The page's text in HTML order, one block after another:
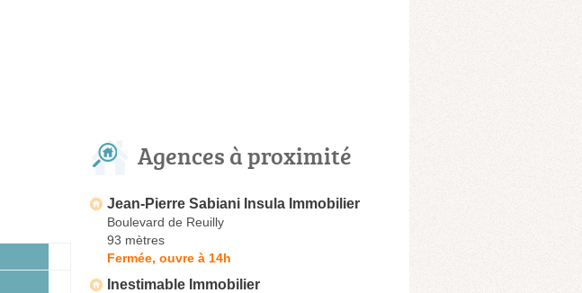
Agences à proximité
Jean-Pierre Sabiani Insula Immobilier
Boulevard de Reuilly
93 mètres
Fermée, ouvre à 14h
Inestimable Immobilier